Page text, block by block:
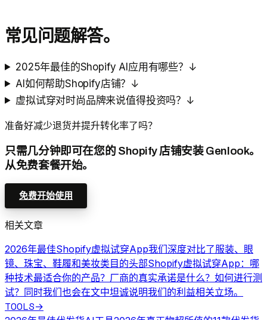
常见问题解答。
2025年最佳的Shopify AI应用有哪些？ ↓
AI如何帮助Shopify店铺？ ↓
虚拟试穿对时尚品牌来说值得投资吗？ ↓
准备好减少退货并提升转化率了吗？
只需几分钟即可在您的 Shopify 店铺安装 Genlook。
从免费套餐开始。
免费开始使用
相关文章
2026年最佳Shopify虚拟试穿App我们深度对比了服装、眼
镜、珠宝、鞋履和美妆类目的头部Shopify虚拟试穿App：哪
种技术最适合你的产品？厂商的真实承诺是什么？如何进行测
试？同时我们也会在文中坦诚说明我们的利益相关立场。
TOOLS→